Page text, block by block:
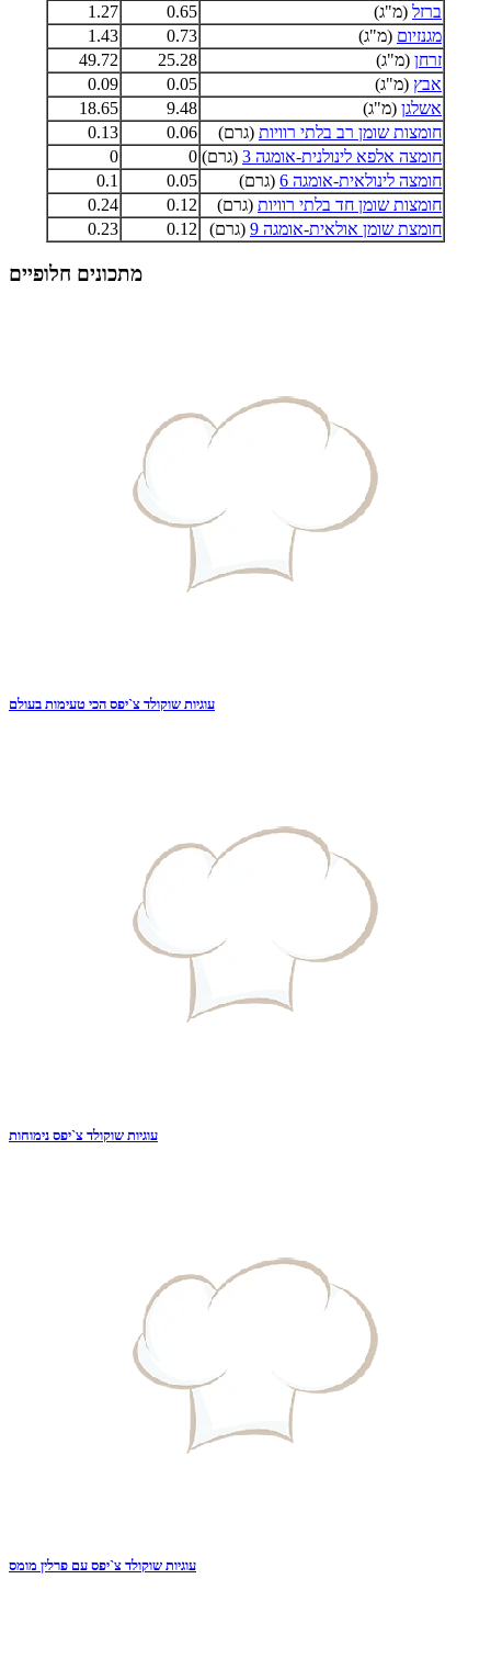
ברזל (מ"ג) 0.65
1.27
מגנזיום (מ"ג) 0.73
1.43
זרחן (מ"ג) 25.28
49.72
אבץ (מ"ג) 0.05
0.09
אשלגן (מ"ג) 9.48
18.65
חומצות שומן רב בלתי רוויות (גרם) 0.06
0.13
חומצה אלפא לינולנית-אומגה 3
(גרם) 0
0
חומצה לינולאית-אומגה 6
(גרם) 0.05
0.1
חומצות שומן חד בלתי רוויות (גרם) 0.12
0.24
חומצת שומן אולאית-אומגה 9
(גרם) 0.12
0.23
מתכונים חלופיים
עוגיות שוקולד צ`יפס הכי טעימות בעולם
עוגיות שוקולד צ`יפס נימוחות
עוגיות שוקולד צ`יפס עם פרלין מומס